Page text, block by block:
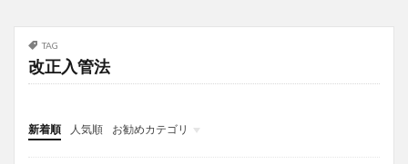
TAG
改正入管法
新着順 人気順
お勧めカテゴリ
投稿
学び
マンガ
電子書籍